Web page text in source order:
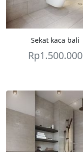
Sekat kaca bali
Rp1.500.000